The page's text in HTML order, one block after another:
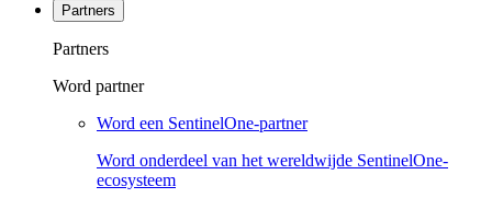
Partners
Partners
Word partner
Word een SentinelOne-partner
Word onderdeel van het wereldwijde SentinelOne-
ecosysteem